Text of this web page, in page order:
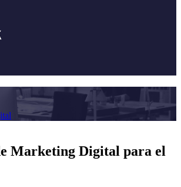
Marketing Digital para el